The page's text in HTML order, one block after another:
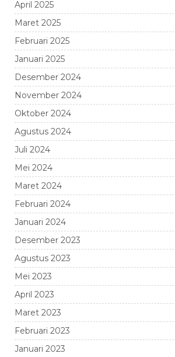
April 2025
Maret 2025
Februari 2025
Januari 2025
Desember 2024
November 2024
Oktober 2024
Agustus 2024
Juli 2024
Mei 2024
Maret 2024
Februari 2024
Januari 2024
Desember 2023
Agustus 2023
Mei 2023
April 2023
Maret 2023
Februari 2023
Januari 2023